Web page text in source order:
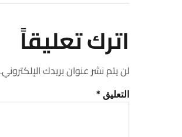
اترك تعليقاً
لن يتم نشر عنوان بريدك الإلكتروني.
التعليق *